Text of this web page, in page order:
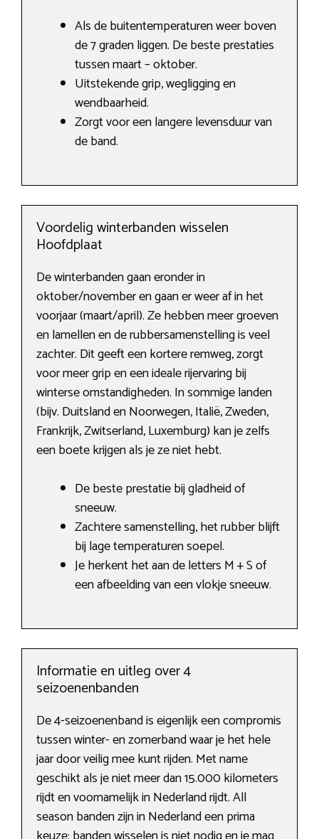
Als de buitentemperaturen weer boven
de 7 graden liggen. De beste prestaties
tussen maart – oktober.
Uitstekende grip, wegligging en
wendbaarheid.
Zorgt voor een langere levensduur van
de band.
Voordelig winterbanden wisselen
Hoofdplaat
De winterbanden gaan eronder in
oktober/november en gaan er weer af in het
voorjaar (maart/april). Ze hebben meer groeven
en lamellen en de rubbersamenstelling is veel
zachter. Dit geeft een kortere remweg, zorgt
voor meer grip en een ideale rijervaring bij
winterse omstandigheden. In sommige landen
(bijv. Duitsland en Noorwegen, Italië, Zweden,
Frankrijk, Zwitserland, Luxemburg) kan je zelfs
een boete krijgen als je ze niet hebt.
De beste prestatie bij gladheid of
sneeuw.
Zachtere samenstelling, het rubber blijft
bij lage temperaturen soepel.
Je herkent het aan de letters M + S of
een afbeelding van een vlokje sneeuw.
Informatie en uitleg over 4
seizoenenbanden
De 4-seizoenenband is eigenlijk een compromis
tussen winter- en zomerband waar je het hele
jaar door veilig mee kunt rijden. Met name
geschikt als je niet meer dan 15.000 kilometers
rijdt en voornamelijk in Nederland rijdt. All
season banden zijn in Nederland een prima